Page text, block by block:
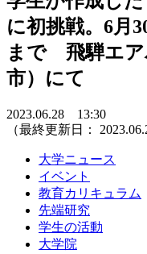
に初挑戦。6月
まで 飛騨エア
市）にて
2023.06.28 13:30
（最終更新日：
大学ニュース
イベント
教育カリキュラム
先端研究
学生の活動
大学院